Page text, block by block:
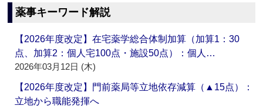
薬事キーワード解説
【2026年度改定】在宅薬学総合体制加算（加算1：30
点、加算2：個人宅100点・施設50点）：個人…
2026年03月12日 (木)
【2026年度改定】門前薬局等立地依存減算（▲15点）：
立地から職能発揮へ